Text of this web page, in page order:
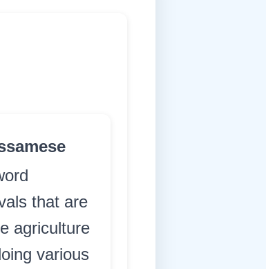
that are
agriculture
various